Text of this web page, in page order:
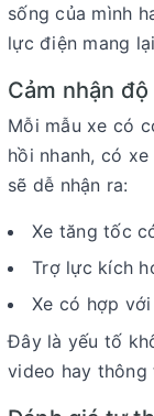
sống của mình
lực điện mang
Cảm nhận
Mỗi mẫu xe có
hồi nhanh, có
sẽ dễ nhận ra:
Xe tăng tốc
Trợ lực kích
Xe có hợp
Đây là yếu tố
video hay thông